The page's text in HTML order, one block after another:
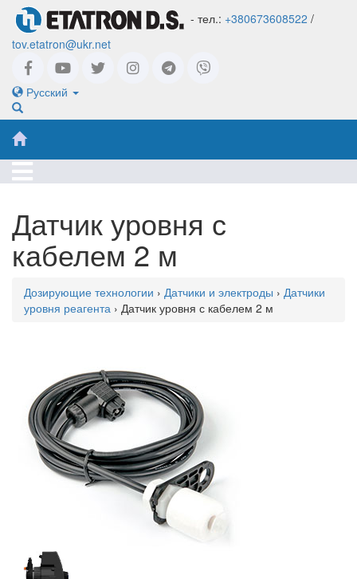
- тел.: +380673608522 /
tov.etatron@ukr.net
Русский
Датчик уровня с
кабелем 2 м
Дозирующие технологии › Датчики и электроды › Датчики
уровня реагента › Датчик уровня с кабелем 2 м